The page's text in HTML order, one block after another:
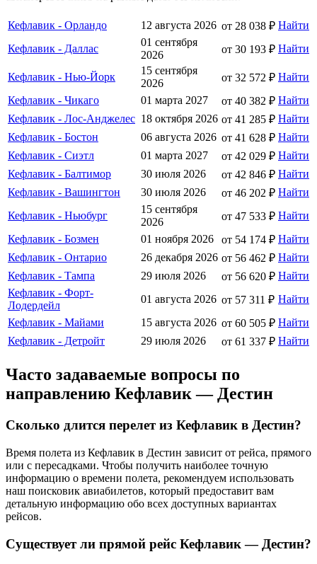
Кефлавик - Орландо 12 августа 2026 от 28 038 ₽ Найти
Кефлавик - Даллас
01 сентября
2026
от 30 193 ₽ Найти
Кефлавик - Нью-Йорк
15 сентября
2026
от 32 572 ₽ Найти
Кефлавик - Чикаго
01 марта 2027 от 40 382 ₽ Найти
Кефлавик - Лос-Анджелес 18 октября 2026 от 41 285 ₽ Найти
Кефлавик - Бостон
06 августа 2026 от 41 628 ₽ Найти
Кефлавик - Сиэтл
01 марта 2027 от 42 029 ₽ Найти
Кефлавик - Балтимор
30 июля 2026 от 42 846 ₽ Найти
Кефлавик - Вашингтон
30 июля 2026 от 46 202 ₽ Найти
Кефлавик - Ньюбург
15 сентября
2026
от 47 533 ₽ Найти
Кефлавик - Бозмен
01 ноября 2026 от 54 174 ₽ Найти
Кефлавик - Онтарио
26 декабря 2026 от 56 462 ₽ Найти
Кефлавик - Тампа
29 июля 2026 от 56 620 ₽ Найти
Кефлавик - Форт-
Лодердейл
01 августа 2026 от 57 311 ₽ Найти
Кефлавик - Майами
15 августа 2026 от 60 505 ₽ Найти
Кефлавик - Детройт
29 июля 2026 от 61 337 ₽ Найти
Часто задаваемые вопросы по
направлению Кефлавик — Дестин
Сколько длится перелет из Кефлавик в Дестин?
Время полета из Кефлавик в Дестин зависит от рейса, прямого
или с пересадками. Чтобы получить наиболее точную
информацию о времени полета, рекомендуем использовать
наш поисковик авиабилетов, который предоставит вам
детальную информацию обо всех доступных вариантах
рейсов.
Существует ли прямой рейс Кефлавик — Дестин?